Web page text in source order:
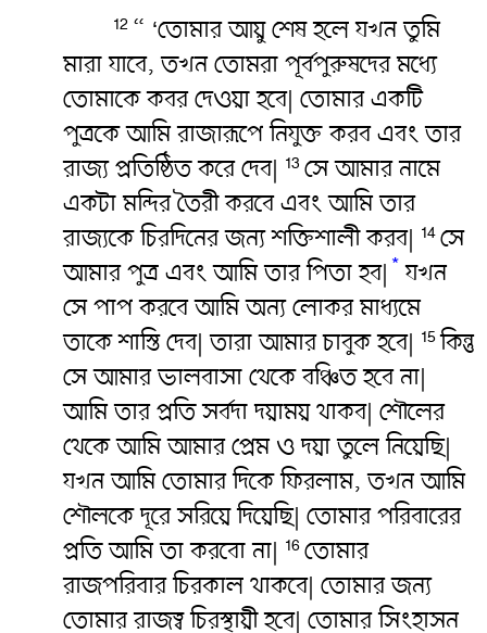
12 “ ‘তোমার আয়ু শেষ হলে যখন তুমি
মারা যাবে, তখন তোমরা পূর্বপুরুষদের মধ্যে
তোমাকে কবর দেওয়া হবে| তোমার একটি
পুত্রকে আমি রাজারূপে নিযুক্ত করব এবং তার
রাজ্য প্রতিষ্ঠিত করে দেব| 13 সে আমার নামে
একটা মন্দির তৈরী করবে এবং আমি তার
রাজ্যকে চিরদিনের জন্য শক্তিশালী করব| 14 সে
আমার পুত্র এবং আমি তার পিতা হব| * যখন
সে পাপ করবে আমি অন্য লোকর মাধ্যমে
তাকে শাস্তি দেব| তারা আমার চাবুক হবে| 15কিন্তু
সে আমার ভালবাসা থেকে বঞ্চিত হবে না|
আমি তার প্রতি সর্বদা দয়াময় থাকব| শৌলের
থেকে আমি আমার প্রেম ও দয়া তুলে নিয়েছি|
যখন আমি তোমার দিকে ফিরলাম, তখন আমি
শৌলকে দূরে সরিয়ে দিয়েছি| তোমার পরিবারের
প্রতি আমি তা করবো না| 16 তোমার
রাজপরিবার চিরকাল থাকবে| তোমার জন্য
তোমার রাজত্ব চিরস্থায়ী হবে| তোমার সিংহাসন